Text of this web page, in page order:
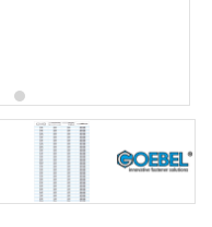
- Häufig gestellte Fragen